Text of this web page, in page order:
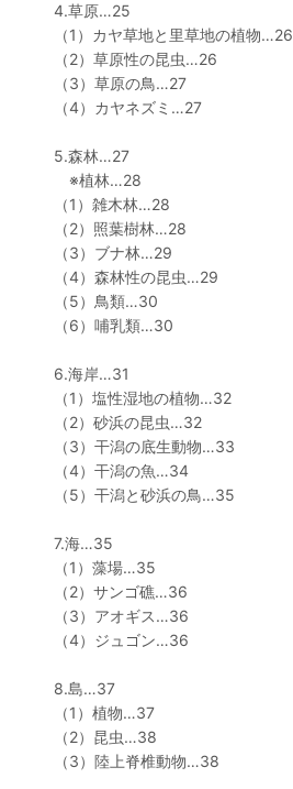
4.草原…25
（1）カヤ草地と里草地の植物…26
（2）草原性の昆虫…26
（3）草原の鳥…27
（4）カヤネズミ…27
5.森林…27
※植林…28
（1）雑木林…28
（2）照葉樹林…28
（3）ブナ林…29
（4）森林性の昆虫…29
（5）鳥類…30
（6）哺乳類…30
6.海岸…31
（1）塩性湿地の植物…32
（2）砂浜の昆虫…32
（3）干潟の底生動物…33
（4）干潟の魚…34
（5）干潟と砂浜の鳥…35
7.海…35
（1）藻場…35
（2）サンゴ礁…36
（3）アオギス…36
（4）ジュゴン…36
8.島…37
（1）植物…37
（2）昆虫…38
（3）陸上脊椎動物…38